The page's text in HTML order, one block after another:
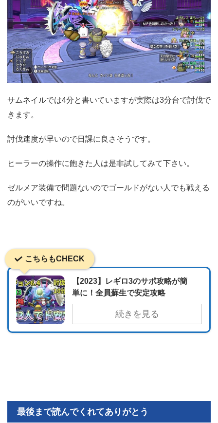
サムネイルでは4分と書いていますが実際は3分台で討伐で
きます。
討伐速度が早いので日課に良さそうです。
ヒーラーの操作に飽きた人は是非試してみて下さい。
ゼルメア装備で問題ないのでゴールドがない人でも戦える
のがいいですね。
こちらもCHECK
【2023】レギロ3のサポ攻略が簡
単に！全員蘇生で安定攻略
続きを見る
最後まで読んでくれてありがとう